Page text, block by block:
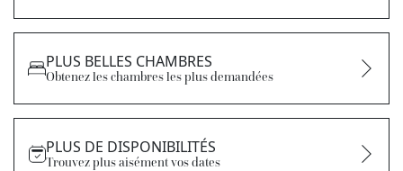
PLUS BELLES CHAMBRES
Obtenez les chambres les plus demandées
PLUS DE DISPONIBILITÉS
Trouvez plus aisément vos dates